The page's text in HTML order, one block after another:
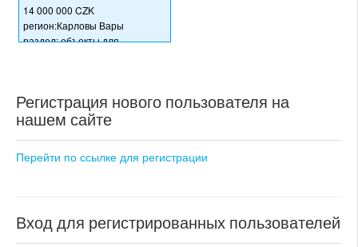
14 000 000 CZK
регион:Карловы Вары
раздел: объекты для
номер объекта:18266
Регистрация нового пользователя на
нашем сайте
Перейти по ссылке для регистрации
Вход для регистрированных пользователей